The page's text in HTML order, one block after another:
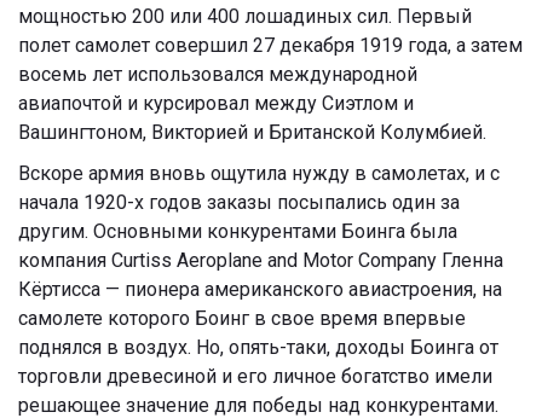
мощностью 200 или 400 лошадиных сил. Первый
полет самолет совершил 27 декабря 1919 года, а затем
восемь лет использовался международной
авиапочтой и курсировал между Сиэтлом и
Вашингтоном, Викторией и Британской Колумбией.
Вскоре армия вновь ощутила нужду в самолетах, и с
начала 1920-х годов заказы посыпались один за
другим. Основными конкурентами Боинга была
компания Curtiss Aeroplane and Motor Company Гленна
Кёртисса — пионера американского авиастроения, на
самолете которого Боинг в свое время впервые
поднялся в воздух. Но, опять-таки, доходы Боинга от
торговли древесиной и его личное богатство имели
решающее значение для победы над конкурентами.